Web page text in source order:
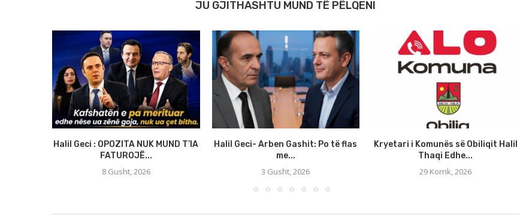
JU GJITHASHTU MUND TË PËLQENI
Halil Geci : OPOZITA NUK MUND T’IA
FATUROJË...
8 Gusht, 2026
Halil Geci- Arben Gashit: Po të flas
me...
3 Gusht, 2026
Kryetari i Komunës së Obiliqit Halil
Thaqi Edhe...
29 Korrik, 2026